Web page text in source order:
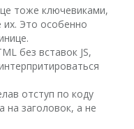
тоже ключевиками,
Это особенно
без вставок JS,
отступ по коду
на заголовок, а не